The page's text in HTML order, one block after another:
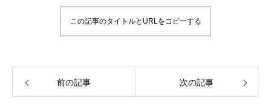
ご利用上の注意事項
館内図
この記事のタイトルとURLをコピーする
前の記事 次の記事